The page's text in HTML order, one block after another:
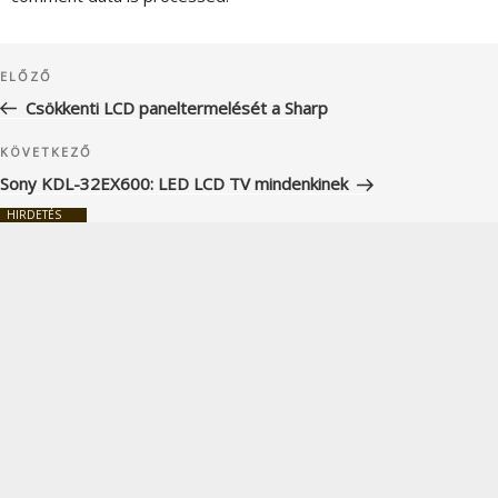
navigáció
Korábbi
bejegyzés
ELŐZŐ
Csökkenti LCD paneltermelését a Sharp
Következő
bejegyzés
KÖVETKEZŐ
Sony KDL-32EX600: LED LCD TV mindenkinek
HIRDETÉS